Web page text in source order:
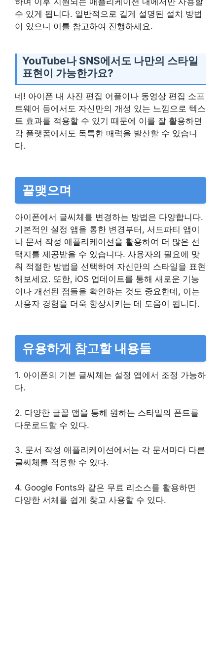
수 있게 됩니다. 일반적으로 길게 설명된 설치 방법
이 있으니 이를 참고하여 진행하세요.
YouTube나 SNS에서도 나만의 스타일
표현이 가능한가요?
네! 아이폰 내 사진 편집 어플이나 동영상 편집 소프
트웨어 등에서도 자신만의 개성 있는 느낌으로 텍스
트 효과를 적용할 수 있기 때문에 이를 잘 활용하면
각 플랫폼에서도 독특한 매력을 발산할 수 있습니
다.
끝맺으며
아이폰에서 글씨체를 변경하는 방법은 다양합니다.
기본적인 설정 앱을 통한 변경부터, 서드파티 앱이
나 문서 작성 애플리케이션을 활용하여 더 많은 선
택지를 제공받을 수 있습니다. 사용자의 필요에 맞
춰 적절한 방법을 선택하여 자신만의 스타일을 표현
해보세요. 또한, iOS 업데이트를 통해 새로운 기능
이나 개선된 점들을 확인하는 것도 중요한데, 이는
사용자 경험을 더욱 향상시키는 데 도움이 됩니다.
유용하게 참고할 내용들
1. 아이폰의 기본 글씨체는 설정 앱에서 조정 가능하
다.
2. 다양한 글꼴 앱을 통해 원하는 스타일의 폰트를
다운로드할 수 있다.
3. 문서 작성 애플리케이션에서는 각 문서마다 다른
글씨체를 적용할 수 있다.
4. Google Fonts와 같은 무료 리소스를 활용하면
다양한 서체를 쉽게 찾고 사용할 수 있다.